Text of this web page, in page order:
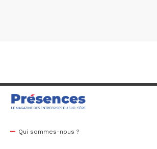
Qui sommes-nous ?